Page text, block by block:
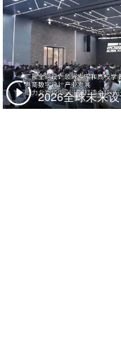
2026全球未来